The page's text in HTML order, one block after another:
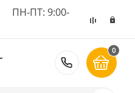
ПН-ПТ: 9:00-
8 (495)
0